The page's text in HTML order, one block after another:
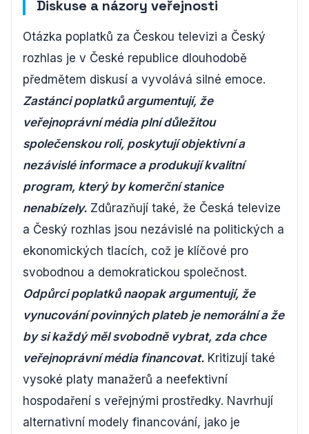
Diskuse a názory veřejnosti
Otázka poplatků za Českou televizi a Český
rozhlas je v České republice dlouhodobě
předmětem diskusí a vyvolává silné emoce.
Zastánci poplatků argumentují, že
veřejnoprávní média plní důležitou
společenskou roli, poskytují objektivní a
nezávislé informace a produkují kvalitní
program, který by komerční stanice
nenabízely. Zdůrazňují také, že Česká televize
a Český rozhlas jsou nezávislé na politických a
ekonomických tlacích, což je klíčové pro
svobodnou a demokratickou společnost.
Odpůrci poplatků naopak argumentují, že
vynucování povinných plateb je nemorální a že
by si každý měl svobodně vybrat, zda chce
veřejnoprávní média financovat. Kritizují také
vysoké platy manažerů a neefektivní
hospodaření s veřejnými prostředky. Navrhují
alternativní modely financování, jako je